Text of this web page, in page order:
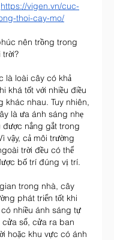
https://vigen.vn/cuc-
thoi-cay-mo/
nên trồng trong
trời?
là loài cây có khả
khá tốt với nhiều điều
khác nhau. Tuy nhiên,
là ưa ánh sáng nhẹ
nắng gắt trong
vậy, cả môi trường
trời đều có thể
bố trí đúng vị trí.
trong nhà, cây
phát triển tốt khi
nhiều ánh sáng tự
cửa sổ, cửa ra ban
hoặc khu vực có ánh